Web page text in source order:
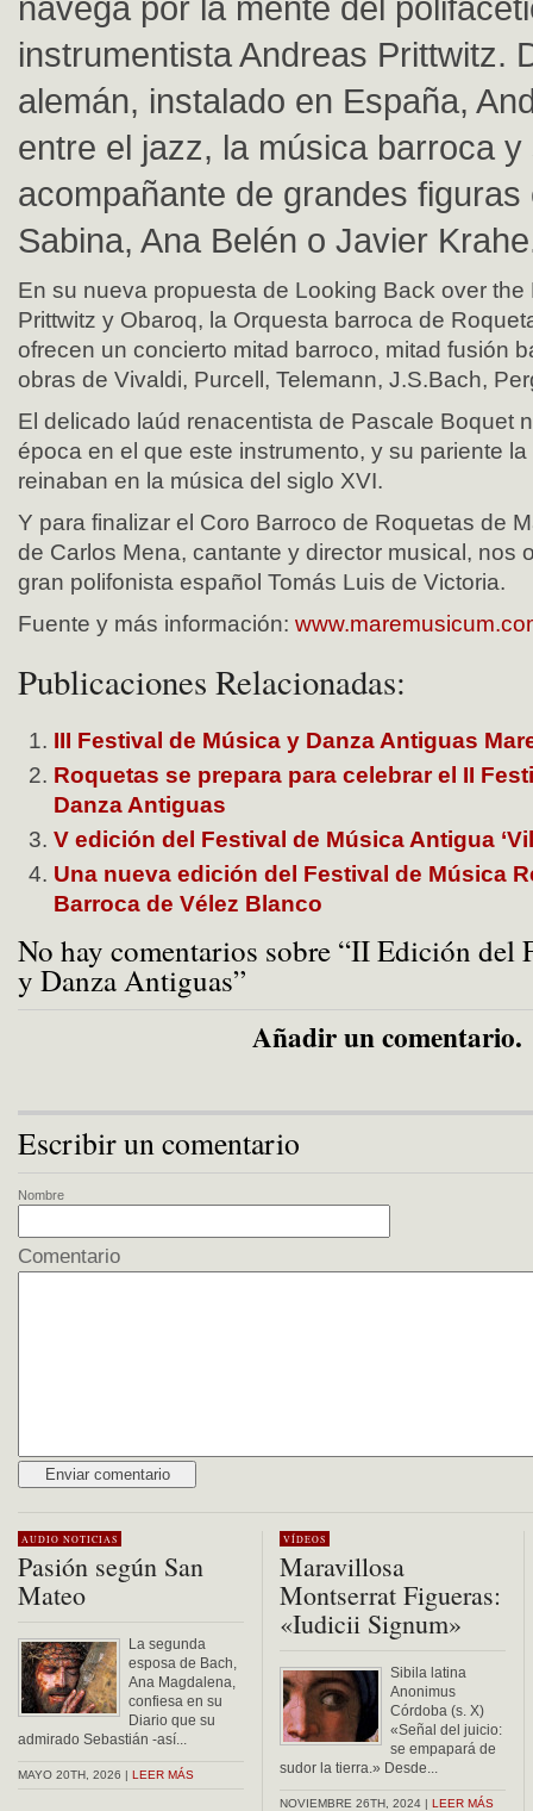
instrumentista Andreas Prittwitz.
alemán, instalado en España,
entre el jazz, la música barroca
acompañante de grandes
Sabina, Ana Belén o Javier
En su nueva propuesta de Looking Back over the
Prittwitz y Obaroq, la Orquesta barroca de
ofrecen un concierto mitad barroco, mitad fusión
obras de Vivaldi, Purcell, Telemann, J.S.Bach,
El delicado laúd renacentista de Pascale Boquet
época en el que este instrumento, y su pariente
reinaban en la música del siglo XVI.
Y para finalizar el Coro Barroco de Roquetas de
de Carlos Mena, cantante y director musical, nos
gran polifonista español Tomás Luis de Victoria.
Fuente y más información:
Publicaciones Relacionadas:
III Festival de Música y Danza Antiguas
Roquetas se prepara para celebrar el II
Danza Antiguas
V edición del Festival de Música Antigua
Una nueva edición del Festival de Música
Barroca de Vélez Blanco
No hay comentarios sobre “II Edición del
y Danza Antiguas”
Añadir un comentario.
Escribir un comentario
Nombre
Comentario
AUDIO NOTICIAS
Pasión según San
Mateo
La segunda
esposa de Bach,
Ana Magdalena,
confiesa en su
Diario que su
admirado Sebastián -así...
MAYO 20TH, 2026 | LEER MÁS
VÍDEOS
Maravillosa
Montserrat Figueras:
«Iudicii Signum»
Sibila latina
Anonimus
Córdoba (s. X)
«Señal del juicio:
se empapará de
sudor la tierra.» Desde...
NOVIEMBRE 26TH, 2024 | LEER MÁS